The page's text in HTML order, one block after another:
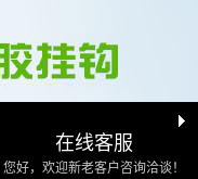
在线客服
您好，欢迎新老客户咨询洽谈！